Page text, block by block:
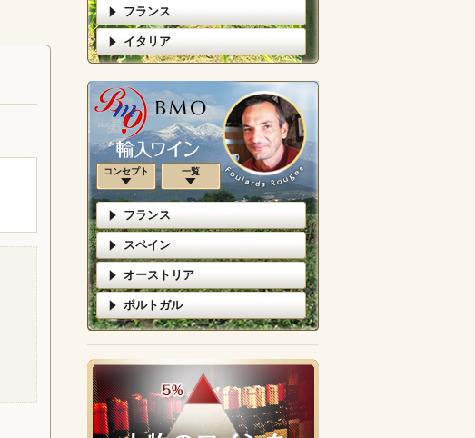
フランス
イタリア
コンセプト 一覧
フランス
スペイン
オーストリア
ポルトガル